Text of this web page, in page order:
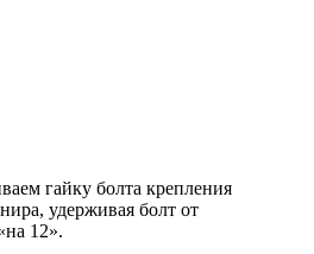
гайку болта крепления
удерживая болт от
12».